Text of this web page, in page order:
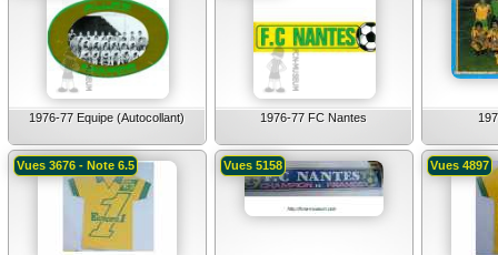
1976-77 Equipe (Autocollant) 1976-77 FC Nantes
Vues 3676 - Note 6.5 Vues 5158 Vues 4897